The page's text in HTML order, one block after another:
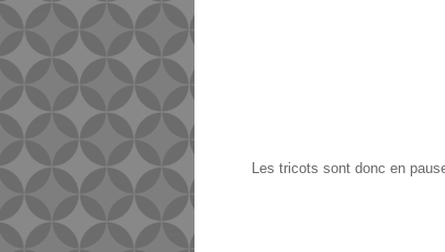
Les tricots sont donc en